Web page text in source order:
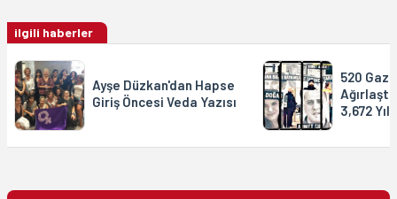
ilgili haberler
Ayşe Düzkan'dan Hapse
Giriş Öncesi Veda Yazısı
520
3,672